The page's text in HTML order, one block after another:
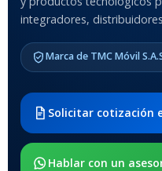
integradores,
Marca de TMC Móvil
Solicitar cotización
Hablar con un